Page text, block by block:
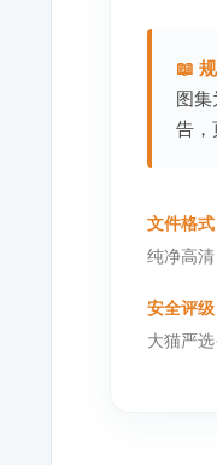
📖
图
告，
文件格式
纯净高
安全评级
大猫严